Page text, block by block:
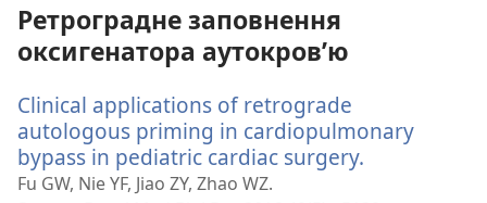
Ретроградне заповнення
оксигенатора аутокров’ю
Clinical applications of retrograde
autologous priming in cardiopulmonary
bypass in pediatric cardiac surgery.
Fu GW, Nie YF, Jiao ZY, Zhao WZ.